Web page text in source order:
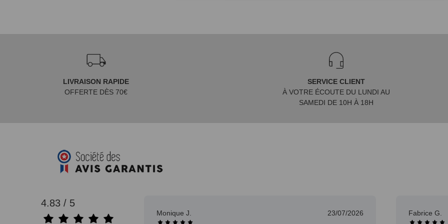
LIVRAISON RAPIDE
OFFERTE DÈS 70€
SERVICE CLIENT
À VOTRE ÉCOUTE DU LUNDI AU
SAMEDI DE 10H À 18H
4.83 / 5
Monique J. 23/07/2026 Fabrice G.